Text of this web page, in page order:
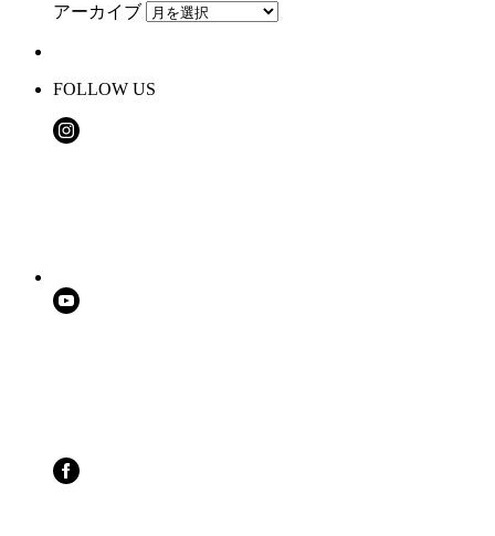
アーカイブ
FOLLOW US